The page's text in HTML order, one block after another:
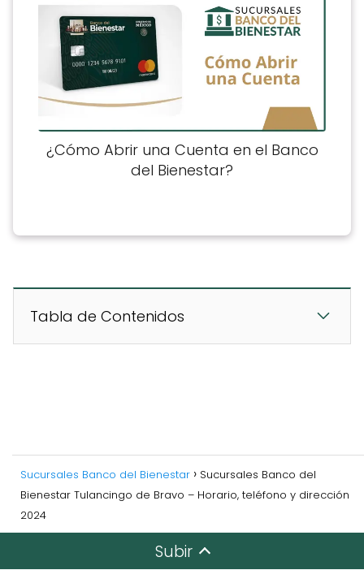
¿Cómo Abrir una Cuenta en el Banco
del Bienestar?
Tabla de Contenidos
Sucursales Banco del Bienestar
Sucursales Banco del
Bienestar Tulancingo de Bravo – Horario, teléfono y dirección
2024
Subir